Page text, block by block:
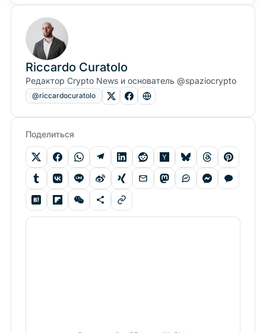
Riccardo Curatolo
Редактор Crypto News и основатель @spaziocrypto
@riccardocuratolo
Поделиться